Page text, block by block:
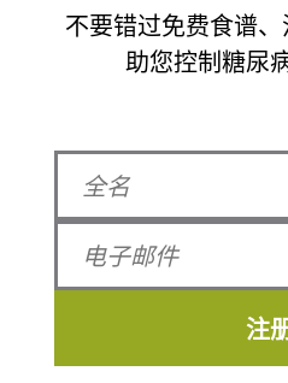
不要错过免费食谱
助您控制糖尿
注